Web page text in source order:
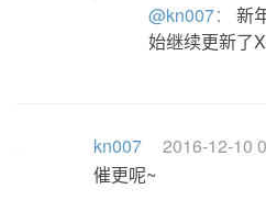
@kn007：
新
始继续更新了
kn007
2016-12-10
催更呢~